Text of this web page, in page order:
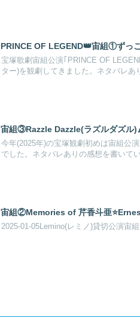
PRINCE OF LEGEND👑宙組①ずっ
宝塚歌劇宙組公演｢PRINCE OF
ター)を観劇してきました。ネタバレあ
宙組③Razzle Dazzle(ラズルダズル
今年(2025年)の宝塚観劇初めは宙組公
でした。ネタバレありの感想を書いてい
宙組②Memories of 芹香斗亜
2025-01-05Lemino(レミノ)貸切公演宙